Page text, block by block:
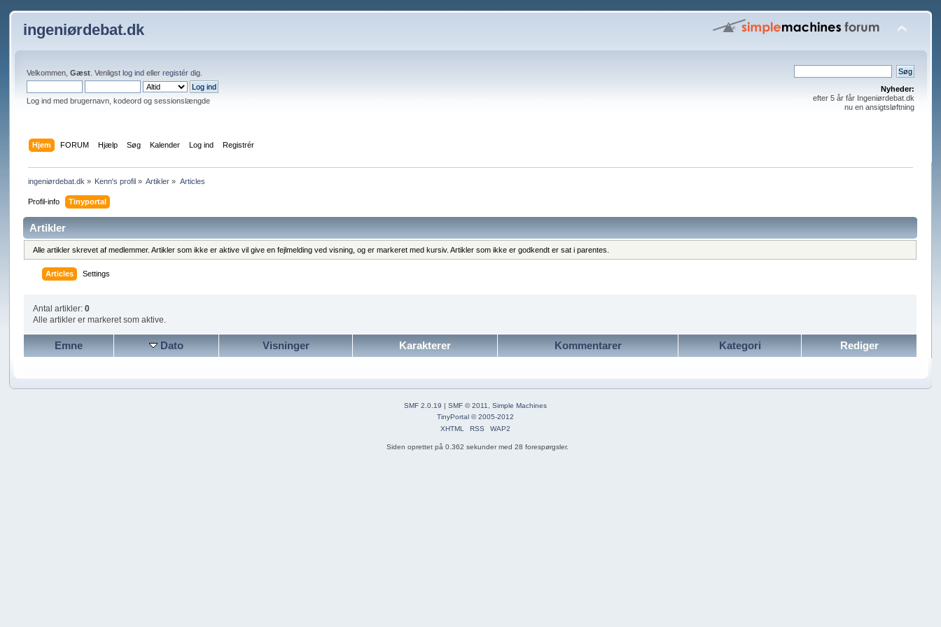
ingeniørdebat.dk
Velkommen,Gæst . Venligstlog ind ellerregistér dig.
Log ind med brugernavn, kodeord og sessionslængde
Nyheder:
efter 5 år får Ingeniørdebat.dk
nu en ansigtsløftning
Hjem FORUM Hjælp Søg Kalender Log ind Registrér
ingeniørdebat.dk » Kenn's profil » Artikler » Articles
Profil-info Tinyportal
Artikler
Alle artikler skrevet af medlemmer. Artikler som ikke er aktive vil give en fejlmelding ved visning, og er markeret med kursiv. Artikler som ikke er godkendt er sat i parentes.
Articles Settings
Antal artikler: 0
Alle artikler er markeret som aktive.
Emne Dato Visninger Karakterer Kommentarer Kategori Rediger
SMF 2.0.19 |SMF © 2011 ,Simple Machines
TinyPortal © 2005-2012
XHTML
RSS WAP2
Siden oprettet på 0.362 sekunder med 28 forespørgsler.